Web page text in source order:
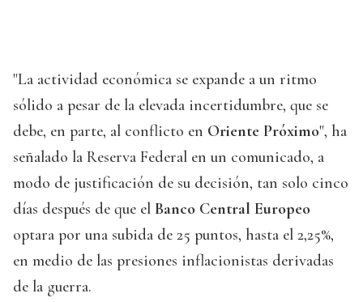
"La actividad económica se expande a un ritmo
sólido a pesar de la elevada incertidumbre, que se
debe, en parte, al conflicto en Oriente Próximo", ha
señalado la Reserva Federal en un comunicado, a
modo de justificación de su decisión, tan solo cinco
días después de que el Banco Central Europeo
optara por una subida de 25 puntos, hasta el 2,25%,
en medio de las presiones inflacionistas derivadas
de la guerra.